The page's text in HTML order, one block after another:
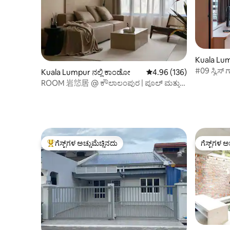
ತಲುಪಬಹುದು ಆದರೆ ಗೆಸ್ಟ್‌ಗಳು ಹತ್ತಿರದ ಮಲೇಷ್ಯಾ
ಪ್ರವಾಸೋದ್ಯಮ ಕೇಂದ್ರ (7 ನಿಮಿಷ), ಪೆಟ್ರೊನಾಸ್ ಟ್ವಿನ್
ಟವರ್ಸ್ (18 ನಿಮಿಷ), ಹಾರ್ಡ್ ರಾಕ್ ಕೆಫೆ (8 ನಿಮಿಷ),
ಕೌಲಾಲಂಪುರ್ ಟವರ್ (29 ನಿಮಿಷ) ಮತ್ತು ಇತರ
ಅನೇಕ ಆಕರ್ಷಣೆಗಳಿಗೆ ಕಾಲ್ನಡಿಗೆಯಲ್ಲಿ ಸಾಧಿಸಲು
ಸಾಧ್ಯವಾಗುತ್ತದೆ. ಕೌಲಾಲಂಪುರದ ಸೆಂಟ್ರಲ್ ಬ್ಯುಸಿನೆಸ್
ಡಿಸ್ಟ್ರಿಕ್ಟ್‌ನಲ್ಲಿ ಪ್ರಯಾಣಿಕರಿಗೆ ಸವಾರರಿಗೆ ಉಚಿತವಾಗಿ
ನೀಡುವ ಸಾರ್ವಜನಿಕ ಬಸ್ ಸೇವೆ (GOKL ಸಿಟಿ ಬಸ್)
ಸಹ ಇದೆ, ಪವಿಲಿಯನ್, ಬುಕಿಟ್ ಬಿಂಟಾಂಗ್,
ಪೆಟ್ರೊನಾಸ್ ಟ್ವಿನ್ ಟವರ್, ಪಸರ್ ಸೇನಿ ಮತ್ತು ಇನ್ನೂ
ಮತ್ತು ಅದಕ್ಕಿಂತ ಹೆಚ್ಚಿನ ಕಾಲ ಉಳಿಯುವವರಿಗೆ ನಾವು
ಉಚಿತ ಶುಚಿಗೊಳಿಸುವಿಕೆಯನ್ನು(ಒಂದು ವಾರ ಒಮ್ಮೆ)
ಒದಗಿಸುತ್ತೇವೆ. (ವಿನಂತಿಯ ಮೇರೆಗೆ - ಒಂದು ದಿನದ
ಮುಂಗಡ ಸೂಚನೆ) ಅಪಾರ್ಟ್‌ಮೆಂಟ್ ಸೆಂಟ್ರಲ್
ಕೌಲಾಲಂಪುರದ 188 ಸೂಟ್‌ಗಳಲ್ಲಿದೆ. ಇದು
ಪೆಟ್ರೊನಾಸ್ ಟ್ವಿನ್ ಟವರ್ಸ್ ಮತ್ತು ಸೂರಿಯಾ KLCC
ಶಾಪಿಂಗ್ ಕೇಂದ್ರದಿಂದ 800 ಗಜಗಳಷ್ಟು ದೂರದಲ್ಲಿದೆ.
Kuala Lumpur ನಲ್ಲಿ ಕಾಂಡೋ 5 ರಲ್ಲಿ 4.96 ಸರಾಸರಿ
4.96 (136)
ROOM 岩悠居 @ ಕೌಲಾಲಂಪುರ | ಪೂಲ್ ಮತ್ತು
Kuala
#09 ಸ್ವಿಸ್
ಗೆಸ್ಟ್‌ಗಳಿಗೆ ಅತಿ ಹೆಚ್ಚು ಅಚ್ಚುಮೆಚ್ಚಿನದು
ಗೆಸ್ಟ್‌ಗಳ ಅಚ್ಚುಮೆಚ್ಚಿನದು ಗೆಸ್ಟ್‌ಗಳ
ಗೆಸ್ಟ್‌ಗಳ